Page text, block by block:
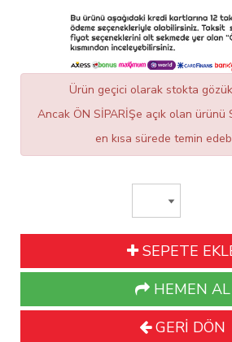
Ürün geçici olarak stokta
Ancak ÖN SİPARİŞe açık olan ürünü
en kısa sürede temin
SEPETE
HEMEN AL
GERİ DÖN